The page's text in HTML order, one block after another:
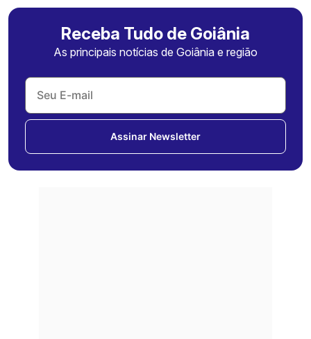
Receba Tudo de Goiânia
As principais notícias de Goiânia e região
Assinar Newsletter